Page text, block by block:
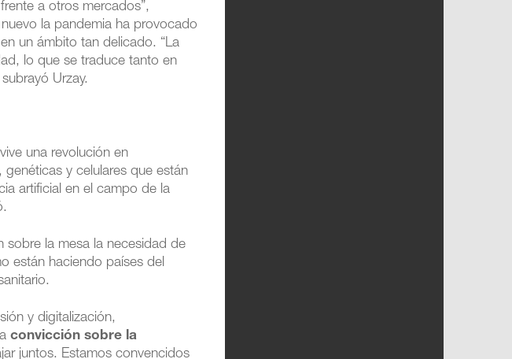
a otros mercados”,
la pandemia ha provocado
un ámbito tan delicado. “La
lo que se traduce tanto en
subrayó Urzay.
una revolución en
y celulares que están
artificial en el campo de la
sobre la mesa la necesidad de
están haciendo países del
y digitalización,
convicción sobre la
juntos. Estamos convencidos